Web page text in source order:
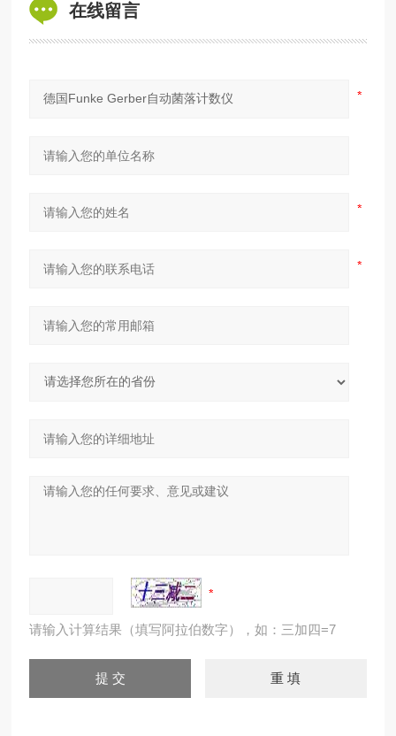
在线留言
请输入计算结果（填写阿拉伯数字），如：三加四=7